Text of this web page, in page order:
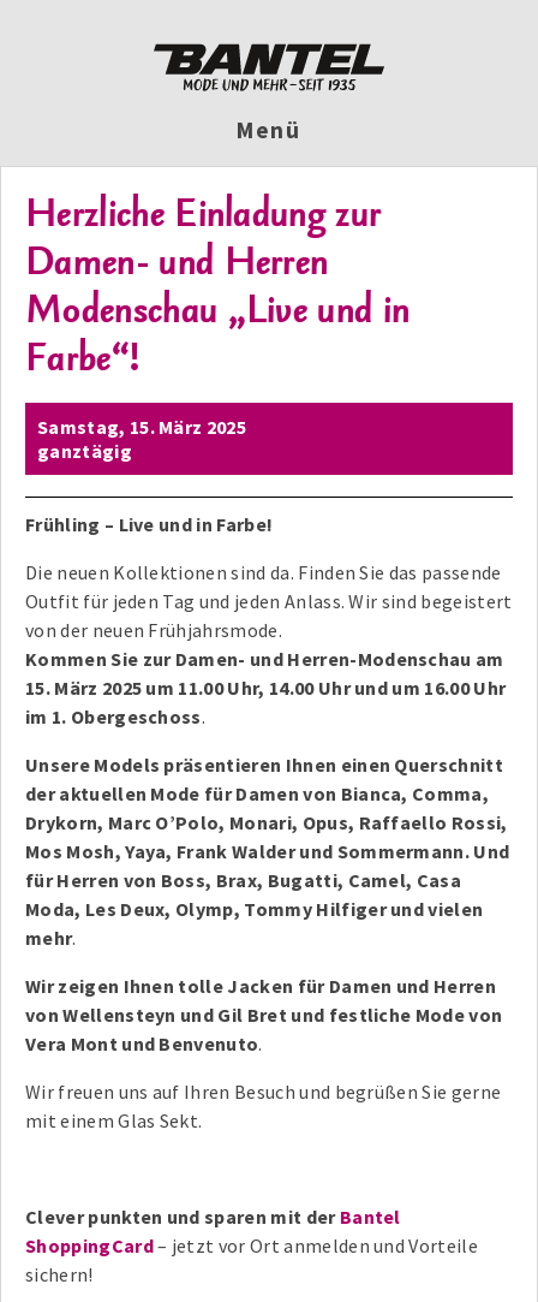
Menü
Herzliche Einladung zur
Damen- und Herren
Modenschau „Live und in
Farbe“!
Samstag, 15. März 2025
ganztägig
Frühling – Live und in Farbe!
Die neuen Kollektionen sind da. Finden Sie das passende
Outfit für jeden Tag und jeden Anlass. Wir sind begeistert
von der neuen Frühjahrsmode.
Kommen Sie zur Damen- und Herren-Modenschau am
15. März 2025 um 11.00 Uhr, 14.00 Uhr und um 16.00 Uhr
im 1. Obergeschoss.
Unsere Models präsentieren Ihnen einen Querschnitt
der aktuellen Mode für Damen von Bianca, Comma,
Drykorn, Marc O’Polo, Monari, Opus, Raffaello Rossi,
Mos Mosh, Yaya, Frank Walder und Sommermann. Und
für Herren von Boss, Brax, Bugatti, Camel, Casa
Moda, Les Deux, Olymp, Tommy Hilfiger und vielen
mehr.
Wir zeigen Ihnen tolle Jacken für Damen und Herren
von Wellensteyn und Gil Bret und festliche Mode von
Vera Mont und Benvenuto.
Wir freuen uns auf Ihren Besuch und begrüßen Sie gerne
mit einem Glas Sekt.
Clever punkten und sparen mit der Bantel
ShoppingCard– jetzt vor Ort anmelden und Vorteile
sichern!